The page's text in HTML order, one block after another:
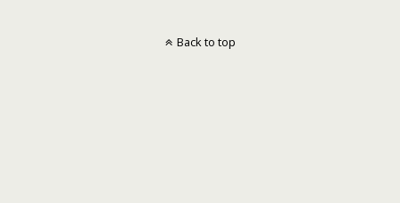
Back to top